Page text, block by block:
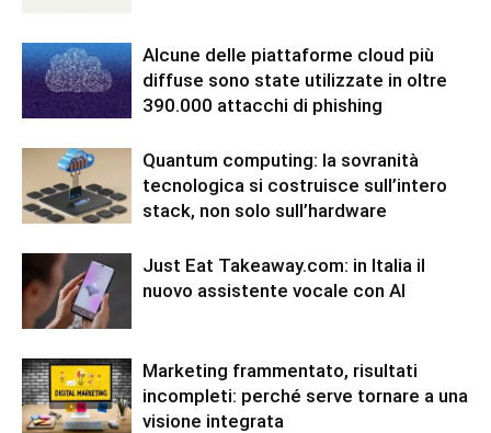
Alcune delle piattaforme cloud più
diffuse sono state utilizzate in oltre
390.000 attacchi di phishing
Quantum computing: la sovranità
tecnologica si costruisce sull’intero
stack, non solo sull’hardware
Just Eat Takeaway.com: in Italia il
nuovo assistente vocale con AI
Marketing frammentato, risultati
incompleti: perché serve tornare a una
visione integrata